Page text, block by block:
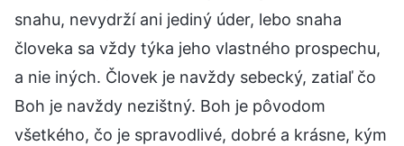
snahu, nevydrží ani jediný úder, lebo snaha
človeka sa vždy týka jeho vlastného prospechu,
a nie iných. Človek je navždy sebecký, zatiaľ čo
Boh je navždy nezištný. Boh je pôvodom
všetkého, čo je spravodlivé, dobré a krásne, kým